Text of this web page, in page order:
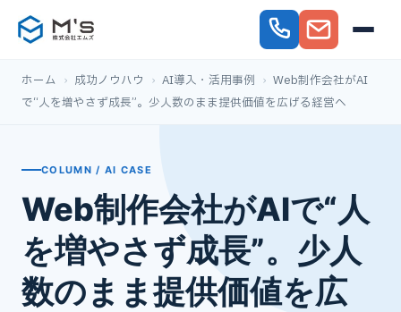
ホーム › 成功ノウハウ › AI導入・活用事例 › Web制作会社がAI
で“人を増やさず成長”。少人数のまま提供価値を広げる経営へ
COLUMN / AI CASE
Web制作会社がAIで“人
を増やさず成長”。少人
数のまま提供価値を広